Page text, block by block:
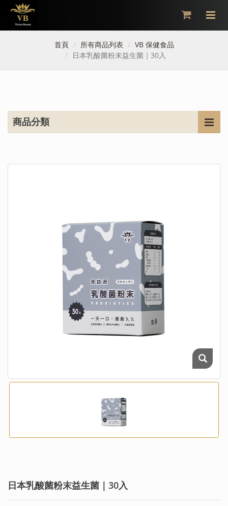
×
首頁 所有商品列表
VB 保健食品
日本乳酸菌粉末益生菌｜30入
商品分類
日本乳酸菌粉末益生菌｜30入